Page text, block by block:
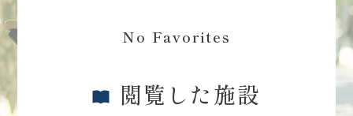
No Favorites
閲覧した施設